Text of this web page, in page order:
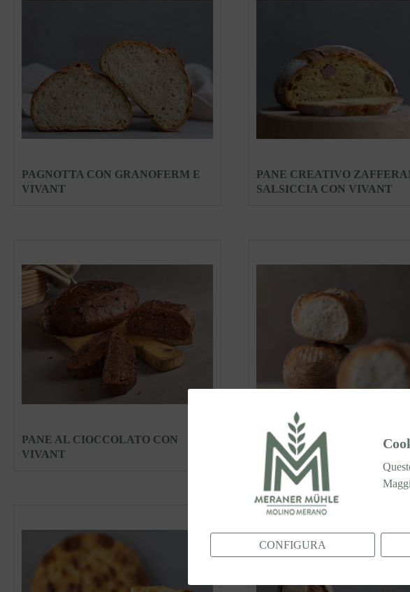
PAGNOTTA CON GRANOFERM E
VIVANT
PANE CREATIVO
SALSICCIA CON VIVANT
PANE AL CIOCCOLATO CON
VIVANT
PAGNOTTA CON VIVANT
CONFIGURA